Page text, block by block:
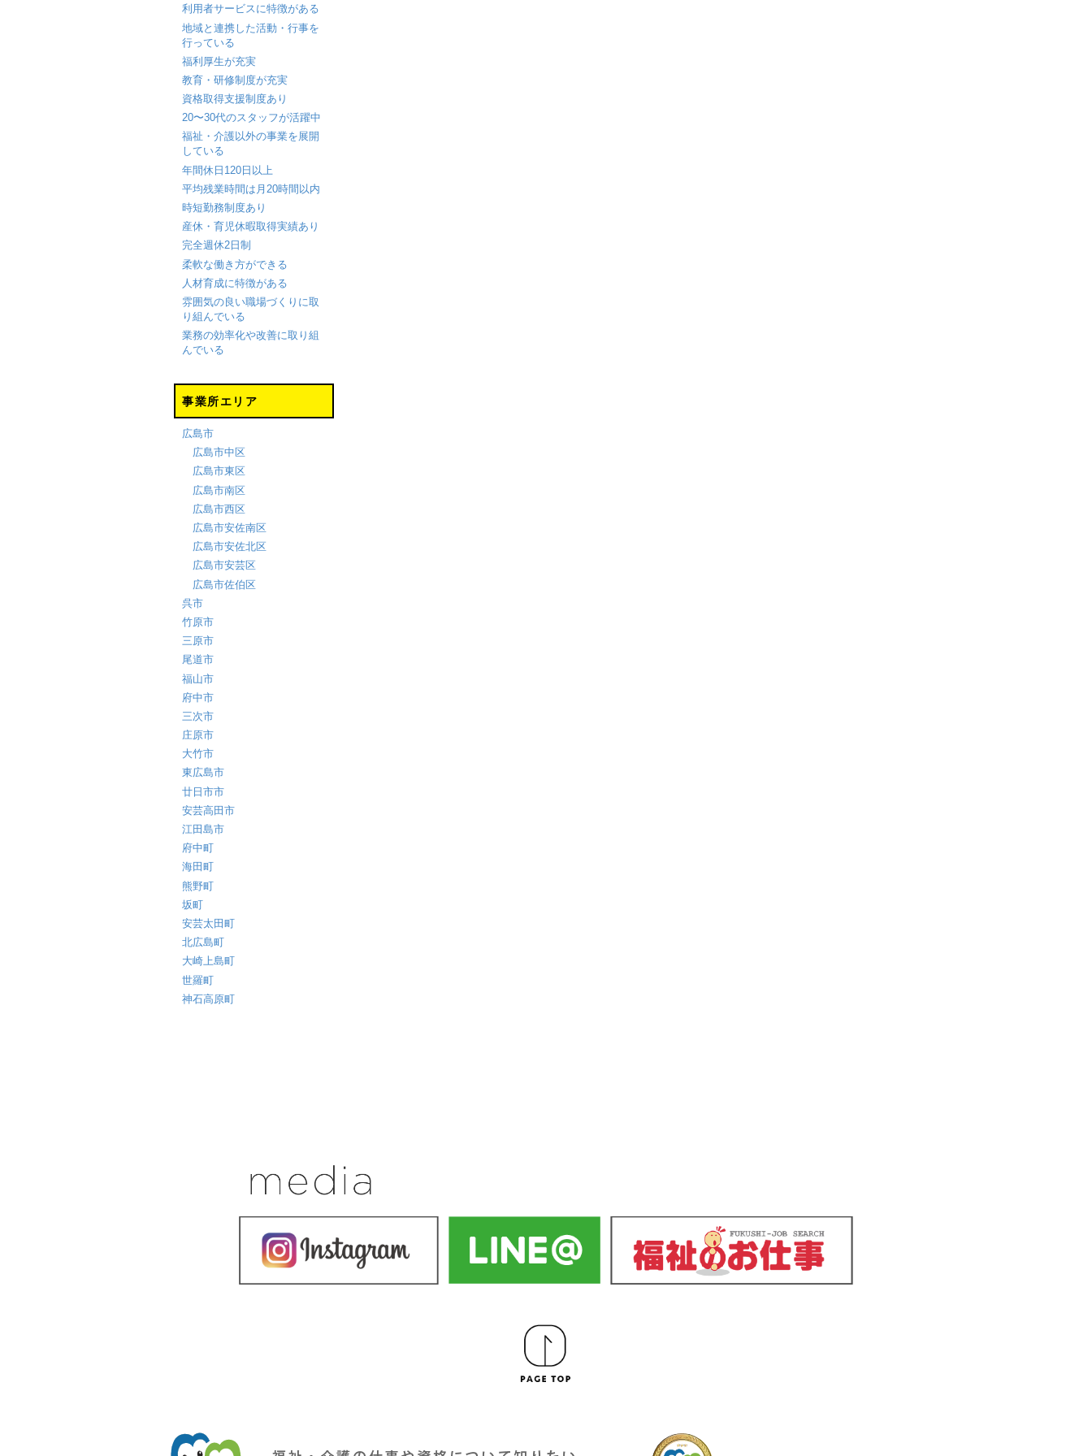
利用者サービスに特徴がある
地域と連携した活動・行事を
行っている
福利厚生が充実
教育・研修制度が充実
資格取得支援制度あり
20〜30代のスタッフが活躍中
福祉・介護以外の事業を展開
している
年間休日120日以上
平均残業時間は月20時間以内
時短勤務制度あり
産休・育児休暇取得実績あり
完全週休2日制
柔軟な働き方ができる
人材育成に特徴がある
雰囲気の良い職場づくりに取
り組んでいる
業務の効率化や改善に取り組
んでいる
事業所エリア
広島市
広島市中区
広島市東区
広島市南区
広島市西区
広島市安佐南区
広島市安佐北区
広島市安芸区
広島市佐伯区
呉市
竹原市
三原市
尾道市
福山市
府中市
三次市
庄原市
大竹市
東広島市
廿日市市
安芸高田市
江田島市
府中町
海田町
熊野町
坂町
安芸太田町
北広島町
大崎上島町
世羅町
神石高原町